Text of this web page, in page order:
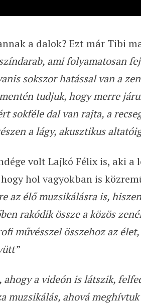
a dalok? Ezt már Tibi
ami folyamatosan
sokszor hatással van a
tudjuk, hogy merre
sokféle dal van rajta, a
a lágy, akusztikus
volt Lajkó Félix is, aki a
hol vagyokban is
az élő muzsikálásra is,
rakódik össze a közös
művésszel összehoz az
a videón is látszik,
muzsikálás, ahová